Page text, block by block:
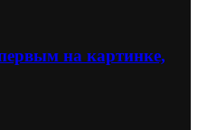
на картинке,